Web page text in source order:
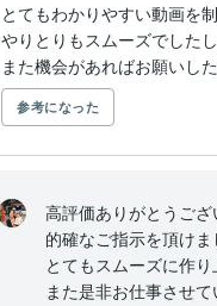
とてもわかりやすい動画を
やりとりもスムーズでした
また機会があればお願いした
参考になった
高評価ありがとうご
的確なご指示を頂けま
とてもスムーズに作り
また是非お仕事させて